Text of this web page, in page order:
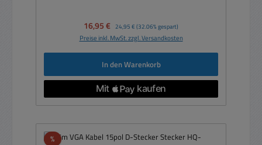
Verkaufspreis:
16,95 € Regulärer Preis:
24,95 € (32.06% gespart)
Preise inkl. MwSt. zzgl. Versandkosten
In den Warenkorb
%Rabatt